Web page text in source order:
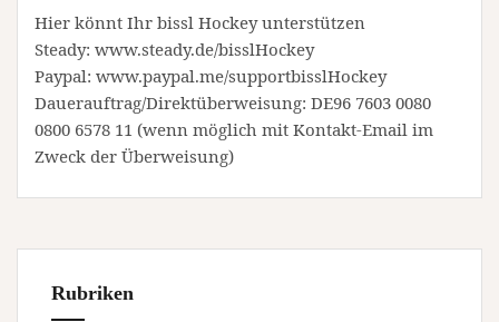
Hier könnt Ihr bissl Hockey unterstützen
Steady: www.steady.de/bisslHockey
Paypal: www.paypal.me/supportbisslHockey
Dauerauftrag/Direktüberweisung: DE96 7603 0080
0800 6578 11 (wenn möglich mit Kontakt-Email im
Zweck der Überweisung)
Rubriken